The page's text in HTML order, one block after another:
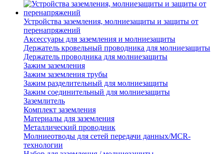
Устройства заземления, молниезащиты и защиты от
перенапряжений
Аксессуары для заземления и молниезащиты
Держатель кровельный проводника для молниезащиты
Держатель проводника для молниезащиты
Зажим заземления
Зажим заземления трубы
Зажим разделительный для молниезащиты
Зажим соединительный для молниезащиты
Заземлитель
Комплект заземления
Материалы для заземления
Металлический проводник
Молниеотводы для сетей передачи данных/MCR-
технологии